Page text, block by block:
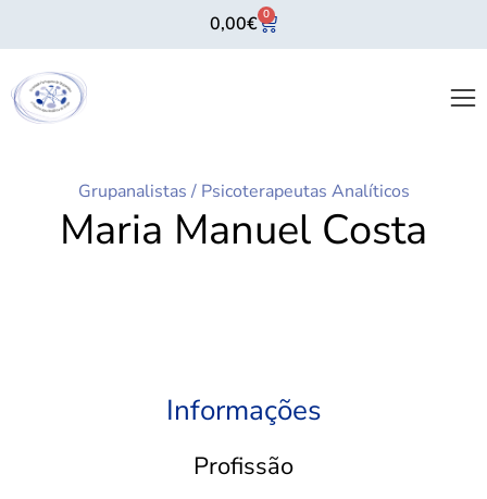
0,00€ 0
Grupanalistas / Psicoterapeutas Analíticos
Maria Manuel Costa
Informações
Profissão